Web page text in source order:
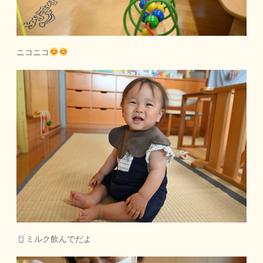
ニコニコ
ミルク飲んでだよ